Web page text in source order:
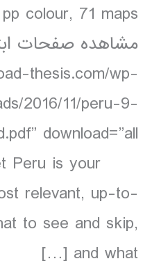
thesis.com/wp-
2016/11/peru-9-
Peru is your
relevant, up-to-
to see and skip,
and what […]